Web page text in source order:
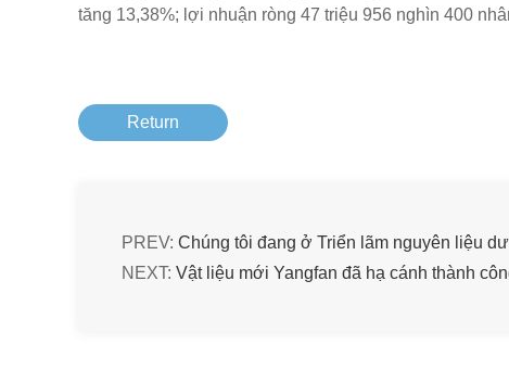
tăng 13,38%; lợi nhuận ròng 47 triệu 956 nghìn 400
Return
PREV: Chúng tôi đang ở Triển lãm nguyên liệu
NEXT: Vật liệu mới Yangfan đã hạ cánh thành